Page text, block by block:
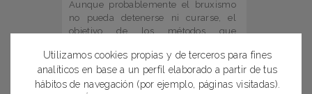
Aunque probablemente el bruxismo
no pueda detenerse ni curarse, el
objetivo de los métodos que
el daño dental permanente y
disminuir al máximo el
rechinamiento.
Utilizamos cookies propias y de terceros para fines
analíticos en base a un perfil elaborado a partir de tus
hábitos de navegación (por ejemplo, páginas visitadas).